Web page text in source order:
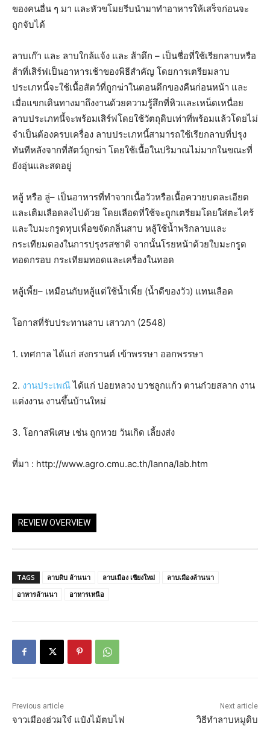
ของคนอื่น ๆ มา และหัวขโมยรีบนำมาทำอาหารให้เสร็จก่อนจะ
ถูกจับได้
ลาบเก๊า และ ลาบใกล้แจ้ง และ ส้าดึก – เป็นชื่อที่ใช้เรียกลาบหรือ
ส้าที่เสิร์ฟเป็นอาหารเช้าของพิธีสำคัญ โดยการเตรียมลาบ
ประเภทนี้จะใช้เนื้อสัตว์ที่ถูกฆ่าในตอนดึกของคืนก่อนหน้า และ
เมื่อแขกเดินทางมาถึงงานด้วยความรู้สึกที่หิวและเหน็ดเหนื่อย
ลาบประเภทนี้จะพร้อมเสิร์ฟโดยใช้วัตถุดิบเท่าที่พร้อมแล้วโดยไม่
จำเป็นต้องครบเครื่อง ลาบประเภทนี้สามารถใช้เรียกลาบที่ปรุง
ทันทีหลังจากที่สัตว์ถูกฆ่า โดยใช้เนื้อในปริมาณไม่มากในขณะที่
ยังอุ่นและสดอยู่
หลู้ หรือ ลู่– เป็นอาหารที่ทำจากเนื้อวัวหรือเนื้อควายบดละเอียด
และเติมเลือดลงไปด้วย โดยเลือดที่ใช้จะถูกเตรียมโดยใส่ตะไคร้
และใบมะกรูดทุบเพื่อขจัดกลิ่นสาบ หลู้ใช้น้ำพริกลาบและ
กระเทียมดองในการปรุงรสชาติ จากนั้นโรยหน้าด้วยใบมะกรูด
ทอดกรอบ กระเทียมทอดและเครื่องในทอด
หลู้เพี้ย– เหมือนกับหลู้แต่ใช้น้ำเพี้ย (น้ำดีของวัว) แทนเลือด
โอกาสที่รับประทานลาบ เสาวภา (2548)
1. เทศกาล ได้แก่ สงกรานต์ เข้าพรรษา ออกพรรษา
2. งานประเพณีได้แก่ ปอยหลวง บวชลูกแก้ว ตานก๋วยสลาก งาน
แต่งงาน งานขึ้นบ้านใหม่
3. โอกาสพิเศษ เช่น ถูกหวย วันเกิด เลี้ยงส่ง
ที่มา : http://www.agro.cmu.ac.th/lanna/lab.htm
REVIEW OVERVIEW
TAGS ลาบดิบ ล้านนา ลาบเมือง เชียงใหม่
ลาบเมืองล้านนา
อาหารล้านนา
อาหารเหนือ
Previous article
จาวเมืองฮ่วมใจ๋ แป๋งไม้ตบไฟ
Next article
วิธีทำลาบหมูดิบ